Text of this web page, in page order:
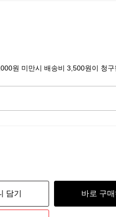
원 미만시 배송비 3,500원이 청구
담기 바로 구매